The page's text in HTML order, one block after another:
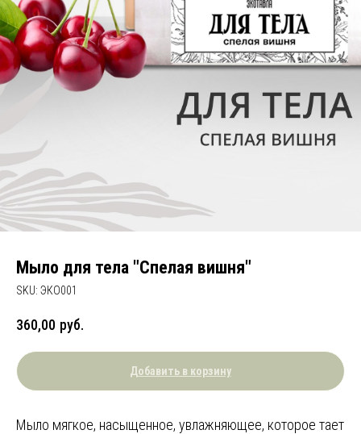
Мыло для тела "Спелая вишня"
SKU: ЭКО001
360,00 руб.
Добавить в корзину
Мыло мягкое, насыщенное, увлажняющее, которое тает